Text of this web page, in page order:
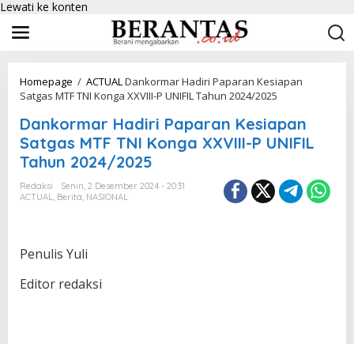
Lewati ke konten
Homepage / ACTUALDankormar Hadiri Paparan Kesiapan
Satgas MTF TNI Konga XXVIII-P UNIFIL Tahun 2024/2025
Dankormar Hadiri Paparan Kesiapan
Satgas MTF TNI Konga XXVIII-P UNIFIL
Tahun 2024/2025
Redaksi
Senin, 2 Desember 2024 - 20:31
ACTUAL, Berita, NASIONAL
Penulis Yuli
Editor redaksi